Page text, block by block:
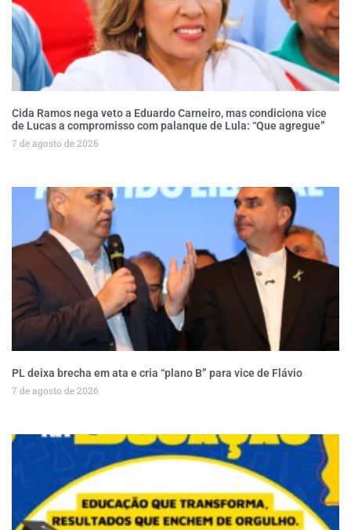
Cida Ramos nega veto a Eduardo Carneiro, mas condiciona vice
de Lucas a compromisso com palanque de Lula: “Que agregue”
7 de agosto de 2026
PL deixa brecha em ata e cria “plano B” para vice de Flávio
7 de agosto de 2026